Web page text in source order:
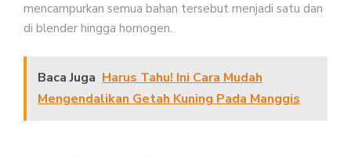
mencampurkan semua bahan tersebut menjadi satu dan
di blender hingga homogen.
Baca Juga Harus Tahu! Ini Cara Mudah
Mengendalikan Getah Kuning Pada Manggis